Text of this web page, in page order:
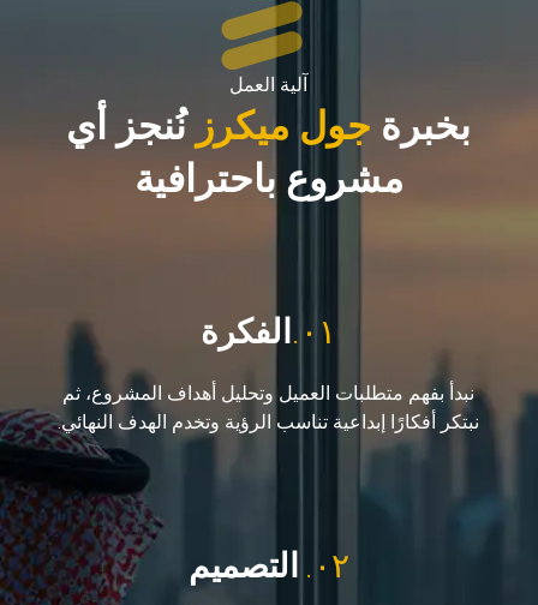
آلية العمل
بخبرة جول ميكرزنُنجز أي
مشروع باحترافية
٠١. الفكرة
نبدأ بفهم متطلبات العميل وتحليل أهداف المشروع، ثم
نبتكر أفكارًا إبداعية تناسب الرؤية وتخدم الهدف النهائي.
٠٢. التصميم